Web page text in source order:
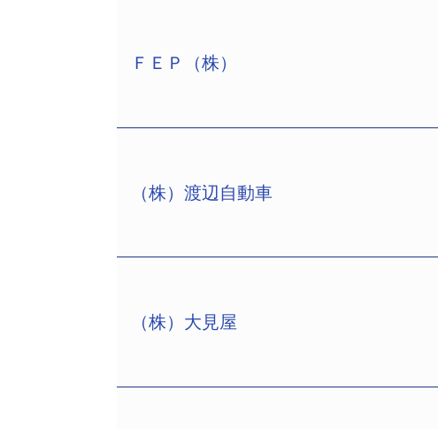
ＦＥＰ（株）
ＦＥＰ（株）（TSR企業コード:571301622
市北区梅田1－1－3、電話06－4796－7000
ト事業にも注力し、業容は次第に拡大。さ
型までを扱い「メイド・イン・ジャパン」
絡難に陥り、同時に当社も資金繰りの逼迫
（株）渡辺自動車
（株）渡辺自動車（TSR企業コード
（西村あさひ法律事務所、東京都千代田区
（株）大見屋